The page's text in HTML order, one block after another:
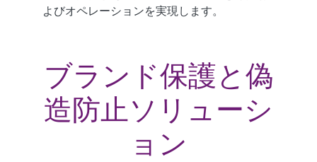
よびオペレーションを実現します。
ブランド保護と偽
造防止ソリューシ
ョン